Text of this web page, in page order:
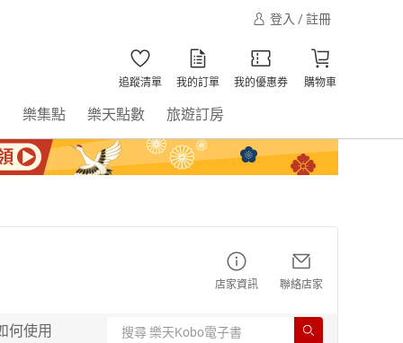
登入 / 註冊
追蹤清單 我的訂單 我的優惠券 購物車
樂集點 樂天點數 旅遊訂房
店家資訊 聯絡店家
何使用